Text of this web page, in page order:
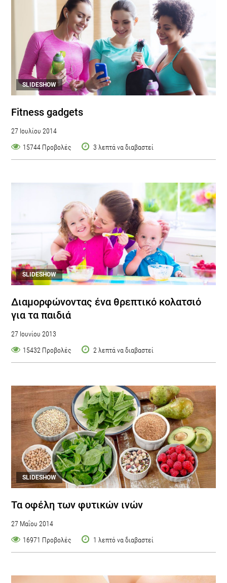
SLIDESHOW
Fitness gadgets
27 Ιουλίου 2014
15744 Προβολές
3 λεπτά να διαβαστεί
SLIDESHOW
Διαμορφώνοντας ένα θρεπτικό κολατσιό
για τα παιδιά
27 Ιουνίου 2013
15432 Προβολές
2 λεπτά να διαβαστεί
SLIDESHOW
Τα οφέλη των φυτικών ινών
27 Μαΐου 2014
16971 Προβολές
1 λεπτό να διαβαστεί